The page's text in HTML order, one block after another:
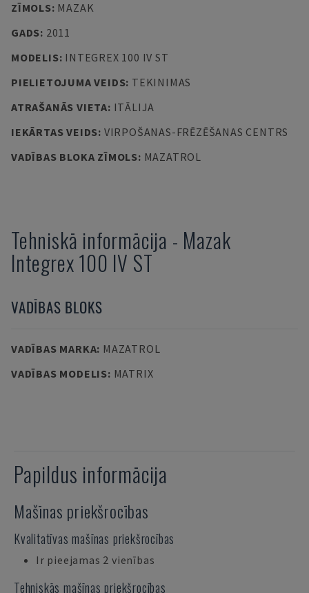
ZĪMOLS: MAZAK
GADS: 2011
MODELIS: INTEGREX 100 IV ST
PIELIETOJUMA VEIDS: TEKINIMAS
ATRAŠANĀS VIETA: ITĀLIJA
IEKĀRTAS VEIDS: VIRPOŠANAS-FRĒZĒŠANAS CENTRS
VADĪBAS BLOKA ZĪMOLS: MAZATROL
Tehniskā informācija - Mazak
Integrex 100 IV ST
VADĪBAS BLOKS
VADĪBAS MARKA: MAZATROL
VADĪBAS MODELIS: MATRIX
Papildus informācija
Mašīnas priekšrocības
Kvalitatīvas mašīnas priekšrocības
Ir pieejamas 2 vienības
Tehniskās mašīnas priekšrocības